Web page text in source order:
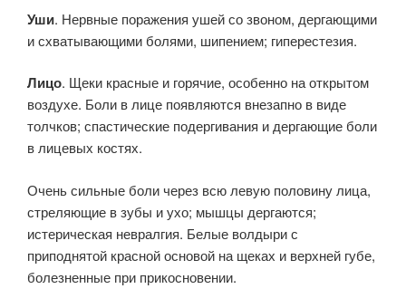
Уши. Нервные поражения ушей со звоном, дергающими
и схватывающими болями, шипением; гиперестезия.
Лицо. Щеки красные и горячие, особенно на открытом
воздухе. Боли в лице появляются внезапно в виде
толчков; спастические подергивания и дергающие боли
в лицевых костях.
Очень сильные боли через всю левую половину лица,
стреляющие в зубы и ухо; мышцы дергаются;
истерическая невралгия. Белые волдыри с
приподнятой красной основой на щеках и верхней губе,
болезненные при прикосновении.